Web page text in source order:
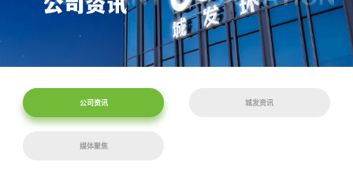
公司资讯 城发资讯
媒体聚焦